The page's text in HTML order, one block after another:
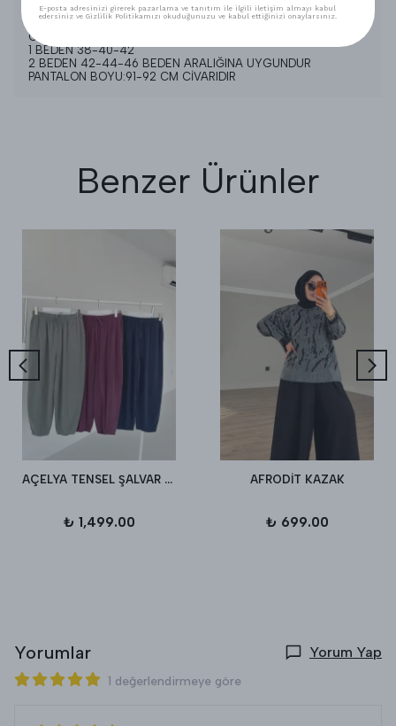
Ürün Açıklaması
OYSHO KUMAŞ
1 BEDEN 38-40-42
2 BEDEN 42-44-46 BEDEN ARALIĞINA UYGUNDUR
PANTALON BOYU:91-92 CM CİVARIDIR
Benzer Ürünler
AÇELYA TENSEL ŞALVAR PANTALON
₺ 1,499.00
AFRODİT KAZAK
₺ 699.00
Yorumlar Yorum Yap
1 değerlendirmeye göre
E-posta adresinizi girerek pazarlama ve tanıtım ile ilgili iletişim almayı kabul
edersiniz ve Gizlilik Politikamızı okuduğunuzu ve kabul ettiğinizi onaylarsınız.